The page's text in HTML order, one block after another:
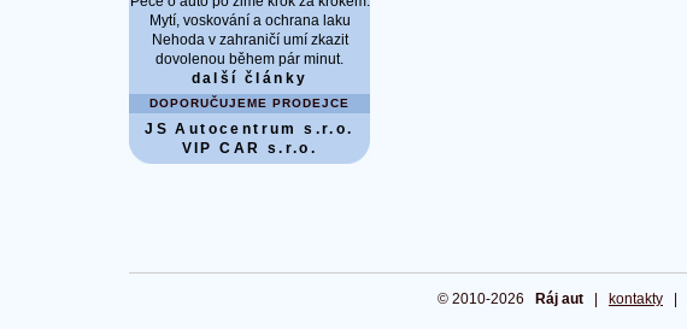
Mytí, voskování a ochrana laku
Nehoda v zahraničí umí zkazit
dovolenou během pár minut.
další články
DOPORUČUJEME PRODEJCE
JS Autocentrum s.r.o.
VIP CAR s.r.o.
© 2010-2026 Ráj aut kontakty